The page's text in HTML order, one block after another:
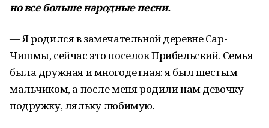
но все больше народные песни.
— Я родился в замечательной деревне Сар-
Чишмы, сейчас это поселок Прибельский. Семья
была дружная и многодетная: я был шестым
мальчиком, а после меня родили нам девочку —
подружку, ляльку любимую.